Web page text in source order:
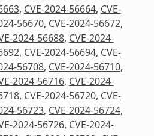
, CVE-2024-56664, CVE-
56670, CVE-2024-56672,
2024-56688, CVE-2024-
, CVE-2024-56694, CVE-
56708, CVE-2024-56710,
2024-56716, CVE-2024-
, CVE-2024-56720, CVE-
56723, CVE-2024-56724,
2024-56726, CVE-2024-